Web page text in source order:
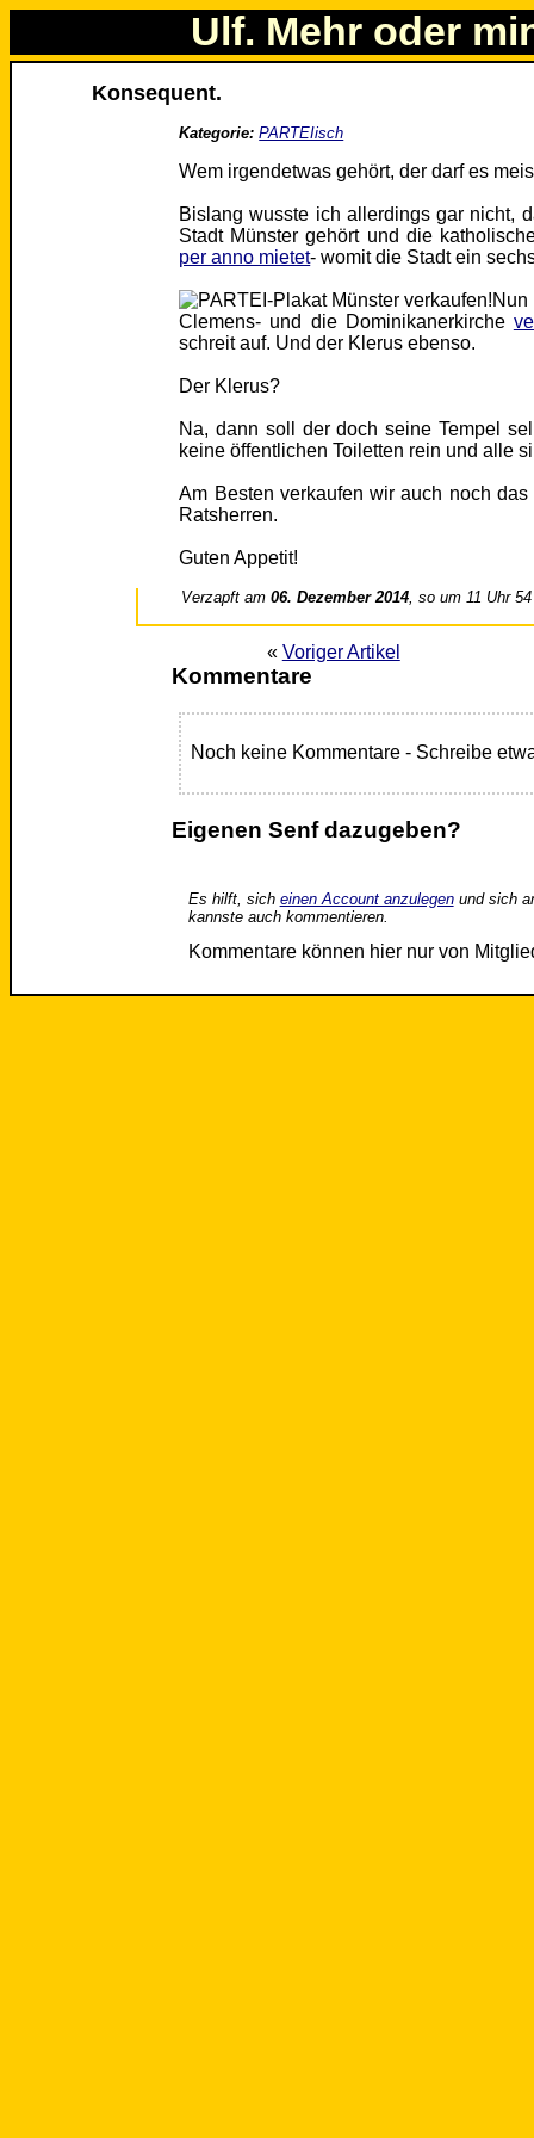
Ulf. Mehr oder
Konsequent.
Kategorie: PARTEIisch
Wem irgendetwas gehört, der darf es
Bislang wusste ich allerdings gar nicht,
Stadt Münster gehört und die
per anno mietet- womit die Stadt ein
Clemens- und die Dominikanerkirche
schreit auf. Und der Klerus ebenso.
Der Klerus?
Na, dann soll der doch seine Tempel
keine öffentlichen Toiletten rein und alle
Am Besten verkaufen wir auch noch
Ratsherren.
Guten Appetit!
Verzapft am06. Dezember 2014, so um 11 Uhr 54
« Voriger Artikel
Kommentare
Noch keine Kommentare - Schreibe
Eigenen Senf dazugeben?
Es hilft, sich einen Account anzulegenund sich
kannste auch kommentieren.
Kommentare können hier nur von